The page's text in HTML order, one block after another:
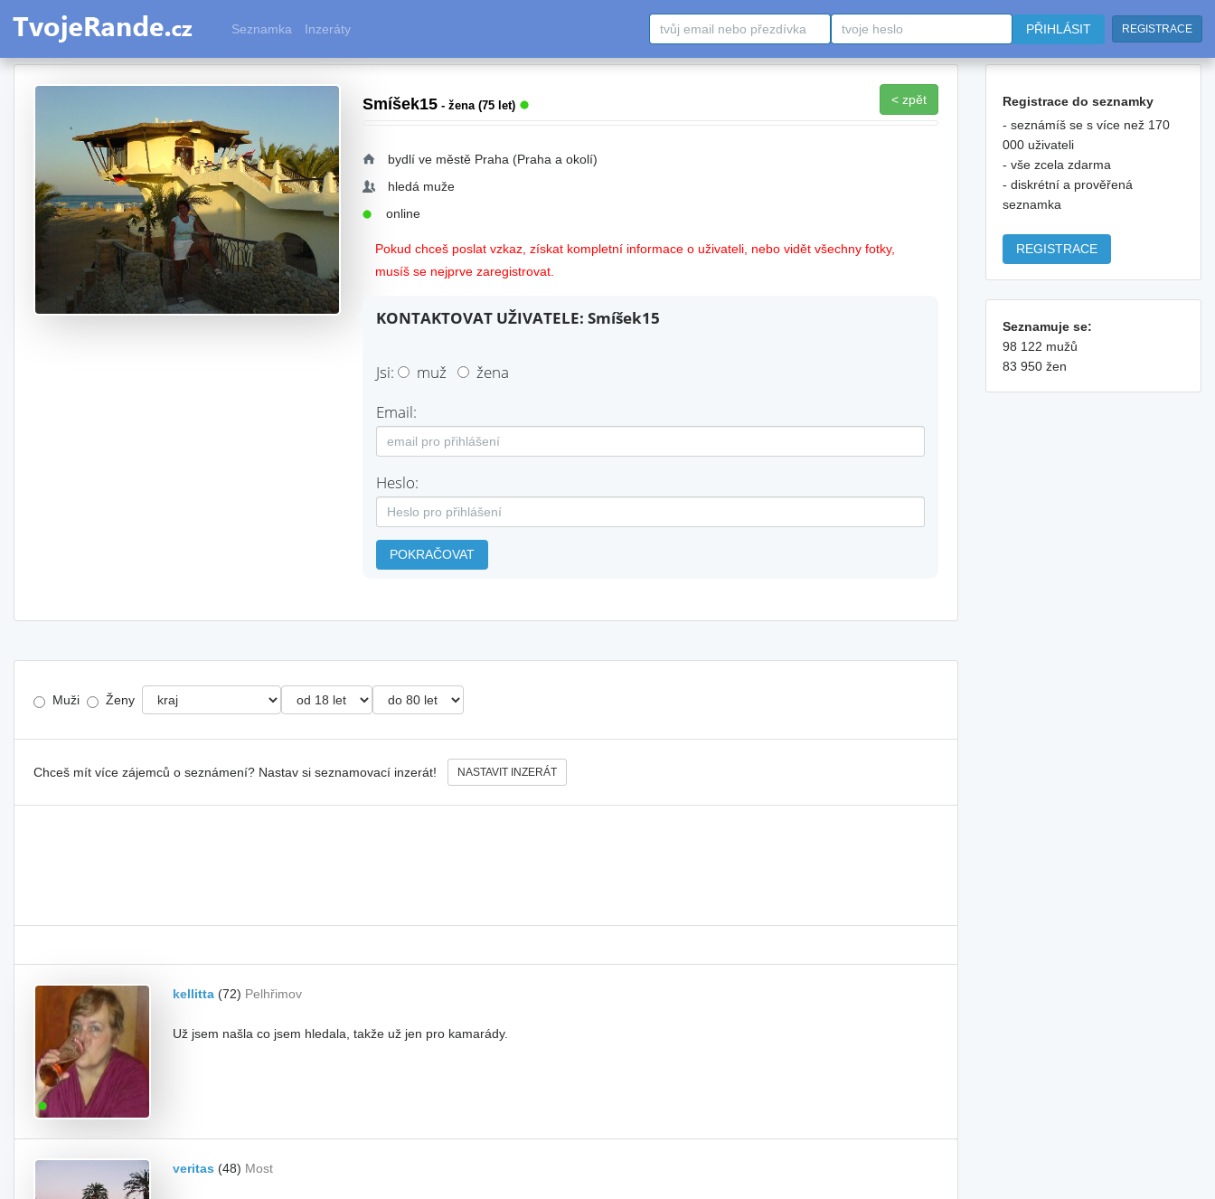
Seznamka Inzeráty PŘIHLÁSIT REGISTRACE
Smíšek15 - žena (75 let) < zpět
bydlí ve městě Praha (Praha a okolí)
hledá muže
online
Pokud chceš poslat vzkaz, získat kompletní informace o uživateli, nebo vidět všechny fotky,
musíš se nejprve zaregistrovat.
KONTAKTOVAT UŽIVATELE: Smíšek15
Jsi: muž
žena
Email:
Heslo:
POKRAČOVAT
Muži Ženy
Chceš mít více zájemců o seznámení? Nastav si seznamovací inzerát! NASTAVIT INZERÁT
kellitta (72) Pelhřimov
Už jsem našla co jsem hledala, takže už jen pro kamarády.
veritas (48) Most
Registrace do seznamky
- seznámíš se s více než 170
000 uživateli
- vše zcela zdarma
- diskrétní a prověřená
seznamka
REGISTRACE
Seznamuje se:
98 122 mužů
83 950 žen